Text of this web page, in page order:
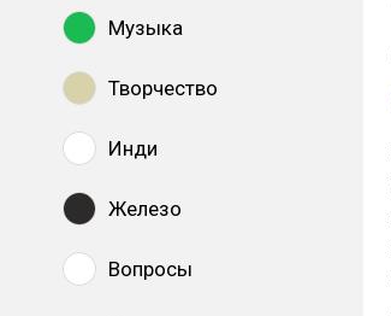
Музыка
Творчество
Инди
Железо
Вопросы